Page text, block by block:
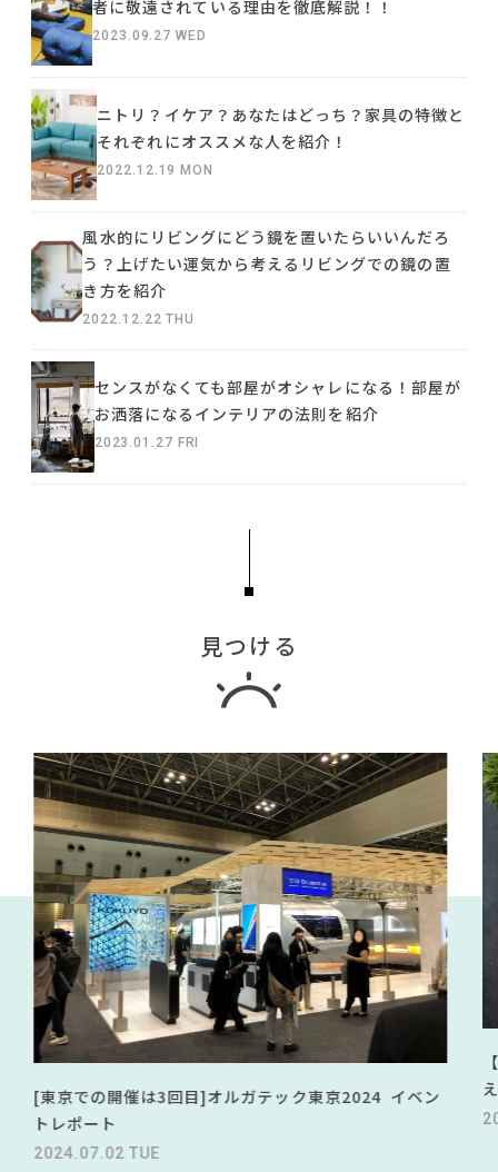
者に敬遠されている理由を徹底解説！！
2023.09.27 WED
ニトリ？イケア？あなたはどっち？家具の特徴と
それぞれにオススメな人を紹介！
2022.12.19 MON
風水的にリビングにどう鏡を置いたらいいんだろ
う？上げたい運気から考えるリビングでの鏡の置
き方を紹介
2022.12.22 THU
センスがなくても部屋がオシャレになる！部屋が
お洒落になるインテリアの法則を紹介
2023.01.27 FRI
見つける
[東京での開催は3回目]オルガテック東京2024 イベン
トレポート
2024.07.02 TUE